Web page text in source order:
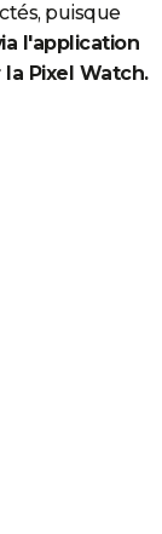
puisque
l'application
Pixel Watch.